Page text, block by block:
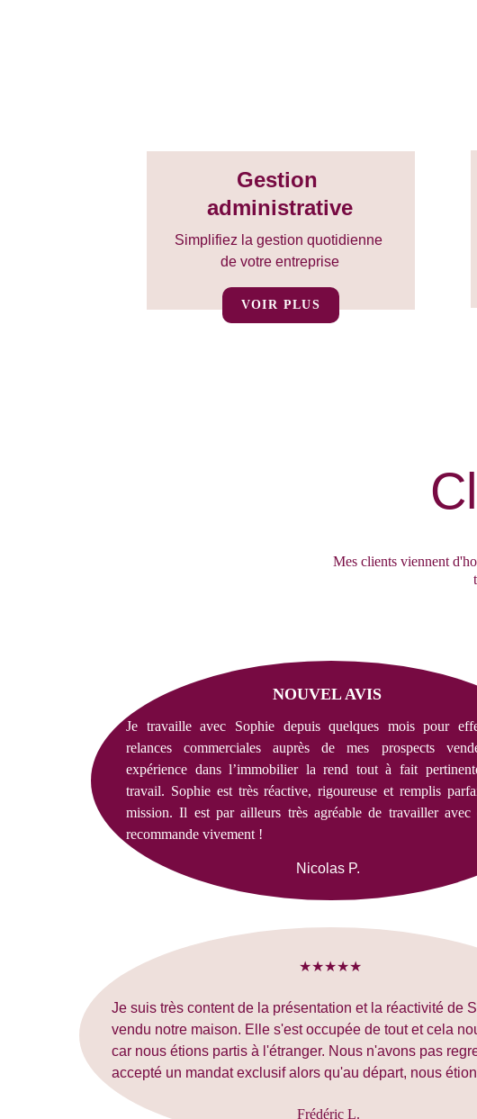
Gestion
administrative
Simplifiez la gestion quotidienne
de votre entreprise
VOIR PLUS
Mes clients viennent
Je suis très content de la présentation et la réactivité de
vendu notre maison. Elle s'est occupée de tout et cela
car nous étions partis à l'étranger. Nous n'avons pas
accepté un mandat exclusif alors qu'au départ, nous
Frédéric L.
★★★★★
NOUVEL AVIS
Je travaille avec Sophie depuis quelques mois pour
relances commerciales auprès de mes prospects
expérience dans l’immobilier la rend tout à fait
travail. Sophie est très réactive, rigoureuse et remplis
mission. Il est par ailleurs très agréable de travailler avec
recommande vivement !
Nicolas P.